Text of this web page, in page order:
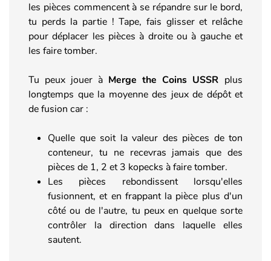
les pièces commencent à se répandre sur le bord,
tu perds la partie ! Tape, fais glisser et relâche
pour déplacer les pièces à droite ou à gauche et
les faire tomber.
Tu peux jouer à Merge the Coins USSR plus
longtemps que la moyenne des jeux de dépôt et
de fusion car :
Quelle que soit la valeur des pièces de ton
conteneur, tu ne recevras jamais que des
pièces de 1, 2 et 3 kopecks à faire tomber.
Les pièces rebondissent lorsqu'elles
fusionnent, et en frappant la pièce plus d'un
côté ou de l'autre, tu peux en quelque sorte
contrôler la direction dans laquelle elles
sautent.